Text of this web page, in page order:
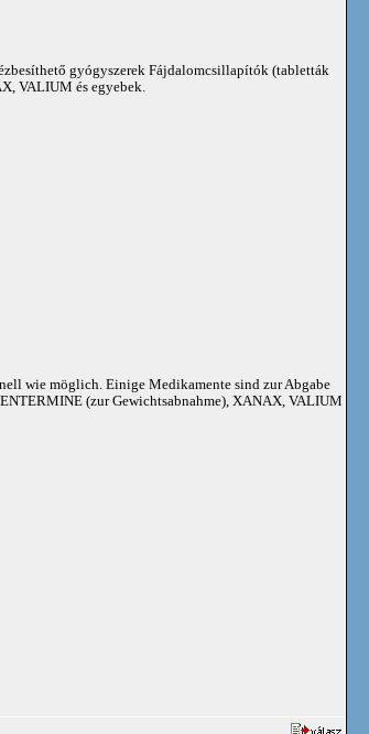
gyógyszerek Fájdalomcsillapítók (tabletták
VALIUM és egyebek.
wie möglich. Einige Medikamente sind zur Abgabe
(zur Gewichtsabnahme), XANAX, VALIUM